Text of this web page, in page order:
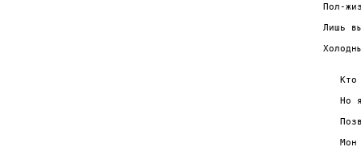
Пол-
Лишь
Кто
Но